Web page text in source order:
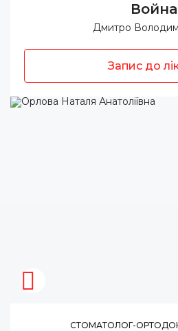
Война
Дмитро
Запис до
СТОМАТОЛОГ-